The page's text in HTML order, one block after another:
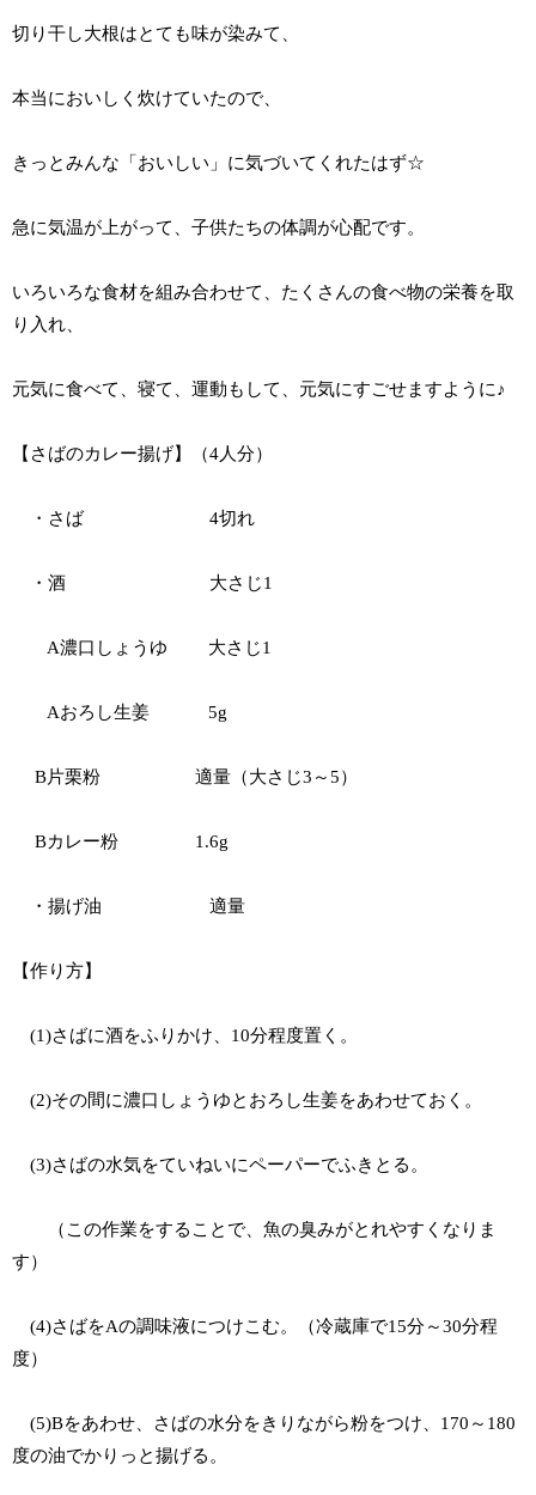
切り干し大根はとても味が染みて、
本当においしく炊けていたので、
きっとみんな「おいしい」に気づいてくれたはず☆
急に気温が上がって、子供たちの体調が心配です。
いろいろな食材を組み合わせて、たくさんの食べ物の栄養を取
り入れ、
元気に食べて、寝て、運動もして、元気にすごせますように♪
【さばのカレー揚げ】（4人分）
・さば 4切れ
・酒 大さじ1
A濃口しょうゆ 大さじ1
Aおろし生姜 5g
B片栗粉 適量（大さじ3～5）
Bカレー粉 1.6g
・揚げ油 適量
【作り方】
(1)さばに酒をふりかけ、10分程度置く。
(2)その間に濃口しょうゆとおろし生姜をあわせておく。
(3)さばの水気をていねいにペーパーでふきとる。
（この作業をすることで、魚の臭みがとれやすくなりま
す）
(4)さばをAの調味液につけこむ。（冷蔵庫で15分～30分程
度）
(5)Bをあわせ、さばの水分をきりながら粉をつけ、170～180
度の油でかりっと揚げる。